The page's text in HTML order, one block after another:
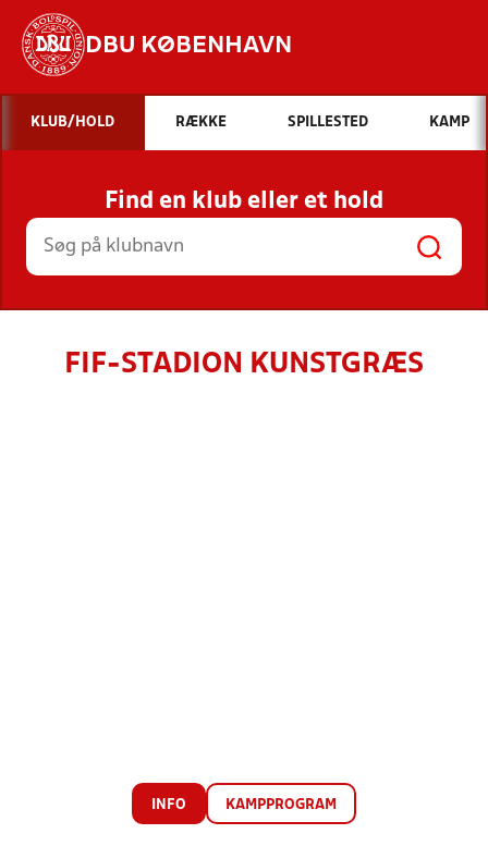
DBU KØBENHAVN
Hvad vil du søge efter?
INDHOLD OG NYHEDER
STILLINGER, RESULTATER, KLUBBER OG
HOLD
KLUB/HOLD RÆKKE SPILLESTED KAMP
Find en klub eller et hold
FIF-STADION KUNSTGRÆS
INFO KAMPPROGRAM